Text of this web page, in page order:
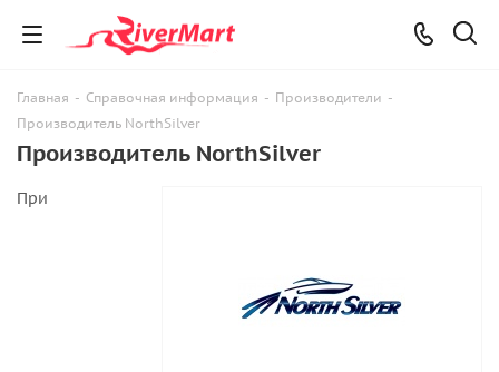
Главная - Справочная информация - Производители -
Производитель NorthSilver
Производитель NorthSilver
При